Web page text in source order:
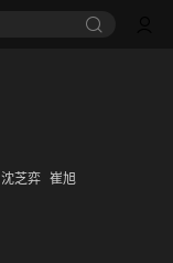
沈芝弈 崔旭